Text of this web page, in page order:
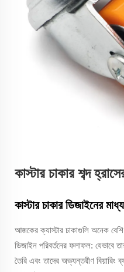
কাস্টার চাকার শব্দ
কাস্টার চাকার ডিজাইনের
আজকের ক্যাস্টার চাকাগুলি অনেক
ডিজাইন পরিবর্তনের ফলাফল: যেভাবে
তৈরি এবং তাদের অভ্যন্তরীণ